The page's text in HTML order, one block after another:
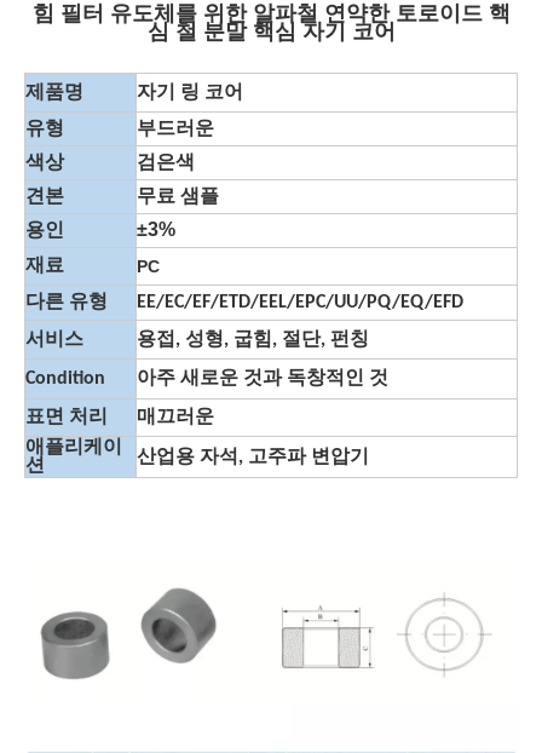
힘 필터 유도체를 위한 알파철 연약한 토로이드 핵
심 철 분말 핵심 자기 코어
제품명 자기 링 코어
유형
부드러운
색상
검은색
견본
무료 샘플
용인
±3%
재료
PC
다른 유형
EE/EC/EF/ETD/EEL/EPC/UU/PQ/EQ/EFD
서비스
용접, 성형, 굽힘, 절단, 펀칭
Condition
아주 새로운 것과 독창적인 것
표면 처리
매끄러운
애플리케이
션
산업용 자석, 고주파 변압기